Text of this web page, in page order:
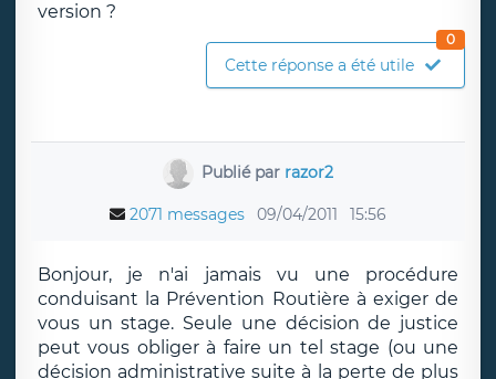
version ?
Cette réponse a été utile
0
Publié par razor2
2071 messages 09/04/2011 15:56
Bonjour, je n'ai jamais vu une procédure
conduisant la Prévention Routière à exiger de
vous un stage. Seule une décision de justice
peut vous obliger à faire un tel stage (ou une
décision administrative suite à la perte de plus